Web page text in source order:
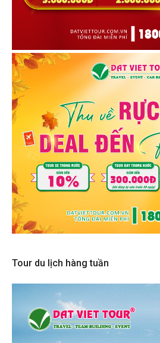
Tour du lịch hàng tuần